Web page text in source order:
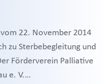
22. November 2014
zu Sterbebegleitung und
Förderverein Palliative
e. V.…